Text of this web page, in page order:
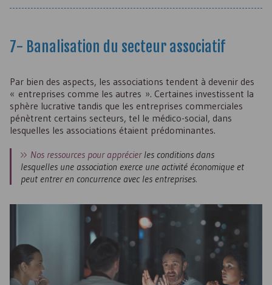
7- Banalisation du secteur associatif
Par bien des aspects, les associations tendent à devenir des
« entreprises comme les autres ». Certaines investissent la
sphère lucrative tandis que les entreprises commerciales
pénètrent certains secteurs, tel le médico-social, dans
lesquelles les associations étaient prédominantes.
Nos ressources pour apprécier les conditions dans
lesquelles une association exerce une activité économique et
peut entrer en concurrence avec les entreprises.